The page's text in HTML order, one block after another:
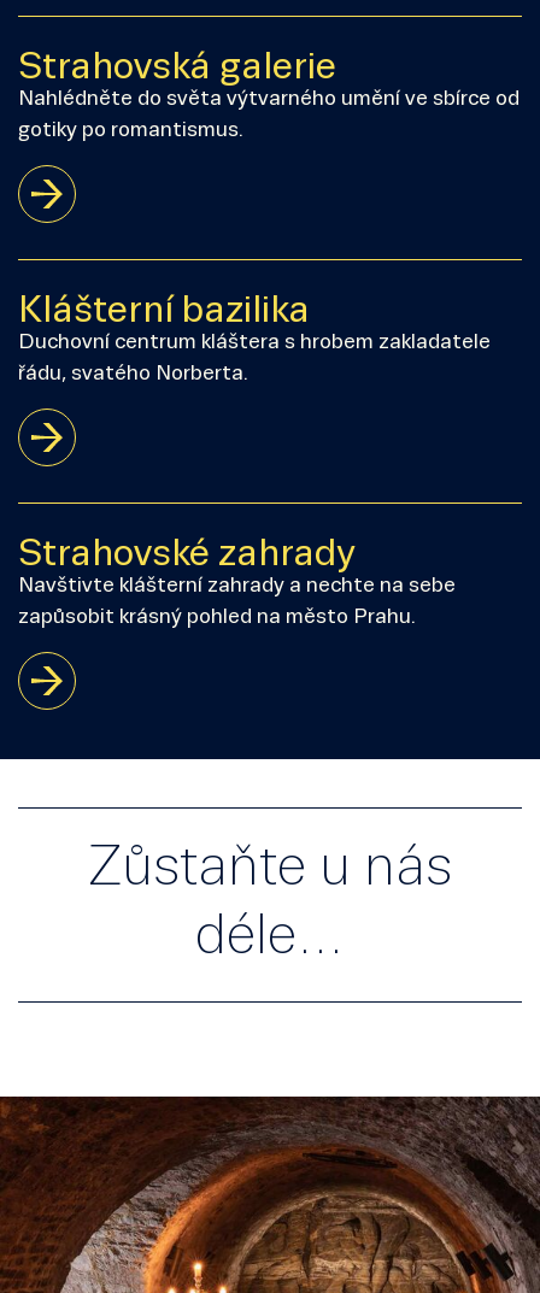
Strahovská galerie
Nahlédněte do světa výtvarného umění ve sbírce od
gotiky po romantismus.
Klášterní bazilika
Duchovní centrum kláštera s hrobem zakladatele
řádu, svatého Norberta.
Strahovské zahrady
Navštivte klášterní zahrady a nechte na sebe
zapůsobit krásný pohled na město Prahu.
Zůstaňte u nás
déle…